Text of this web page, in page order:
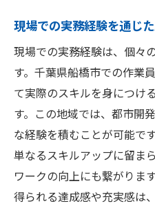
現場での実務経験を通じ
現場での実務経験は、個々
す。千葉県船橋市での作業
て実際のスキルを身につけ
す。この地域では、都市開
な経験を積むことが可能で
単なるスキルアップに留ま
ワークの向上にも繋がりま
得られる達成感や充実感は